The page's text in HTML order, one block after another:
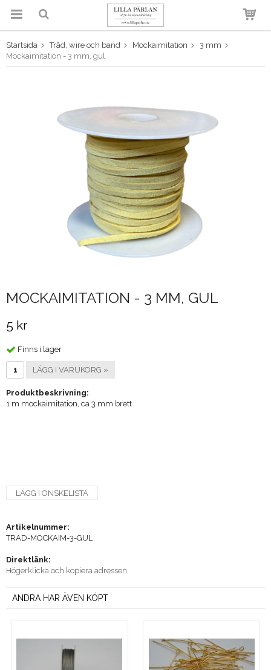
Produkten har blivit tillagd i
Startsida Tråd, wire och band Mockaimitation
3 mm
Mockaimitation - 3 mm, gul
MOCKAIMITATION - 3 MM, GUL
5 kr
Finns i lager
LÄGG I VARUKORG »
Produktbeskrivning:
1 m mockaimitation, ca 3 mm brett
LÄGG I ÖNSKELISTA
Artikelnummer:
TRAD-MOCKAIM-3-GUL
Direktlänk:
Högerklicka och kopiera adressen
ANDRA HAR ÄVEN KÖPT